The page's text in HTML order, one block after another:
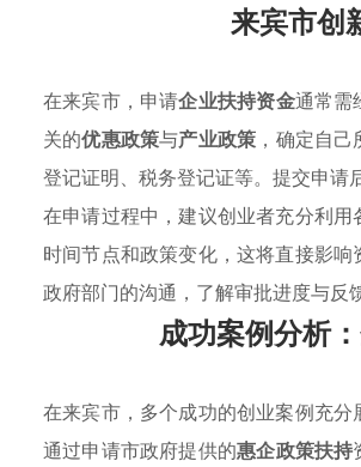
来宾市创
在来宾市，申请企业扶持资金通常需
关的优惠政策与产业政策 ，确定自
登记证明、税务登记证等。提交申请
在申请过程中，建议创业者充分利
时间节点和政策变化，这将直接影
政府部门的沟通，了解审批进度与反
成功案例分析
在来宾市，多个成功的创业案例充分
通过申请市政府提供的惠企政策扶持